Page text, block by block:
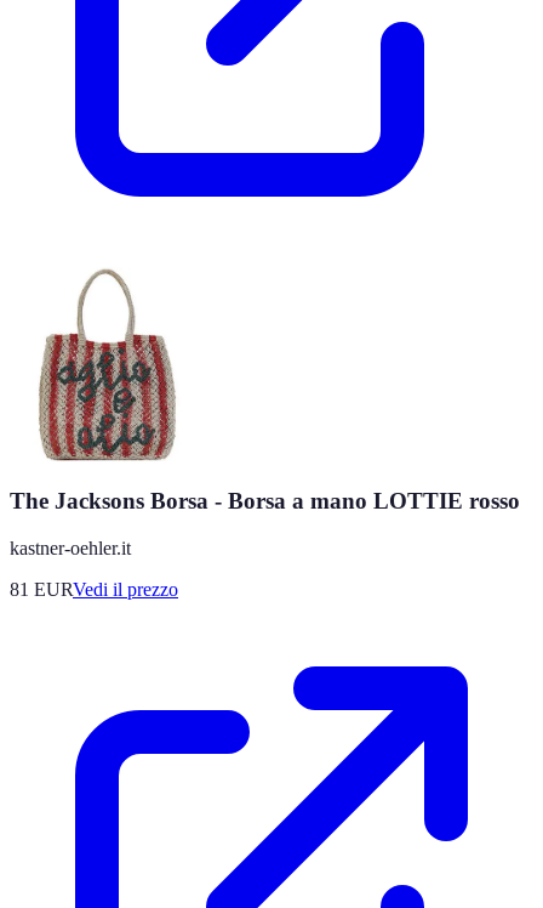
The Jacksons Borsa - Borsa a mano LOTTIE rosso
kastner-oehler.it
81 EURVedi il prezzo